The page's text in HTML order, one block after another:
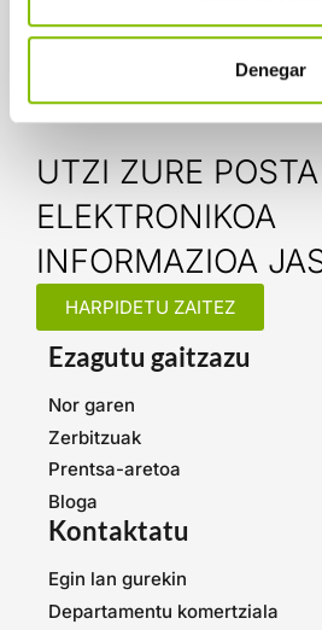
Denegar
zure taldearentzat.
UTZI ZURE POSTA
ELEKTRONIKOA
INFORMAZIOA
HARPIDETU ZAITEZ
Ezagutu gaitzazu
Nor garen
Zerbitzuak
Prentsa-aretoa
Bloga
Kontaktatu
Egin lan gurekin
Departamentu komertziala